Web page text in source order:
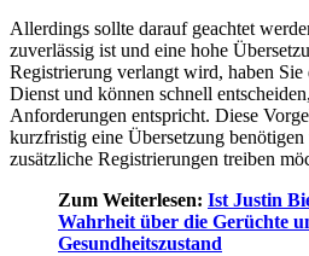
Allerdings sollte darauf geachtet
zuverlässig ist und eine hohe
Registrierung verlangt wird, haben
Dienst und können schnell
Anforderungen entspricht. Diese
kurzfristig eine Übersetzung
zusätzliche Registrierungen treiben
Zum Weiterlesen: Ist Justin
Wahrheit über die Gerüchte
Gesundheitszustand